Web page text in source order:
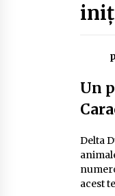
Un
Delta
acest